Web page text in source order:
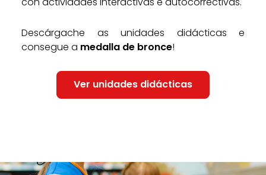
Descárgache as unidades didácticas e
consegue a medalla de bronce!
Ver unidades didácticas